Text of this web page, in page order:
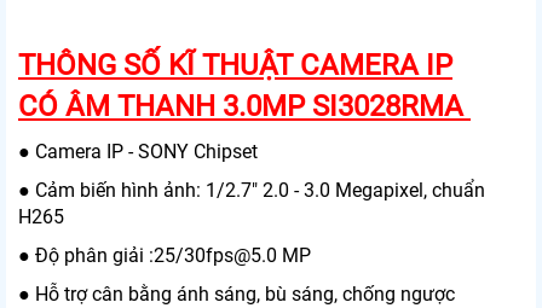
THÔNG SỐ KĨ THUẬT CAMERA IP
CÓ ÂM THANH 3.0MP SI3028RMA
● Camera IP - SONY Chipset
● Cảm biến hình ảnh: 1/2.7" 2.0 - 3.0 Megapixel, chuẩn
H265
● Độ phân giải :25/30fps@5.0 MP
● Hỗ trợ cân bằng ánh sáng, bù sáng, chống ngược